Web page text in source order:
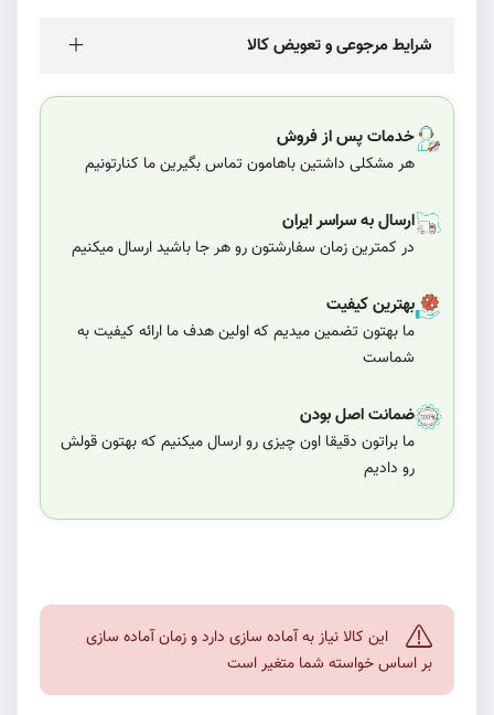
شرایط مرجوعی و تعویض کالا
خدمات پس از فروش
هر مشکلی داشتین باهامون تماس بگیرین ما کنارتونیم
ارسال به سراسر ایران
در کمترین زمان سفارشتون رو هر جا باشید ارسال میکنیم
بهترین کیفیت
ما بهتون تضمین میدیم که اولین هدف ما ارائه کیفیت به
شماست
ضمانت اصل بودن
ما براتون دقیقا اون چیزی رو ارسال میکنیم که بهتون قولش
رو دادیم
این کالا نیاز به آماده سازی دارد و زمان آماده سازی
بر اساس خواسته شما متغیر است